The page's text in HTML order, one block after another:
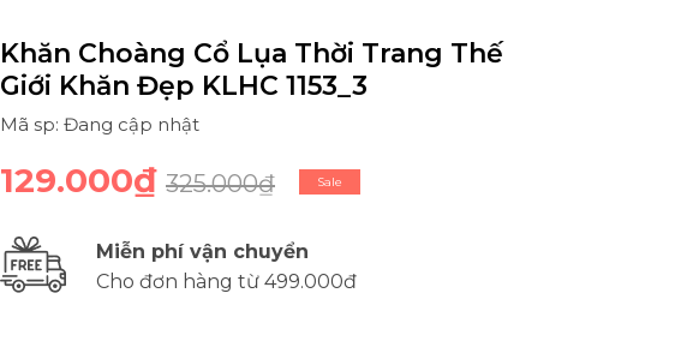
Khăn Choàng Cổ Lụa Thời Trang Thế
Giới Khăn Đẹp KLHC 1153_3
Mã sp: Đang cập nhật
129.000₫ 325.000₫ Sale
Miễn phí vận chuyển
Cho đơn hàng từ 499.000đ